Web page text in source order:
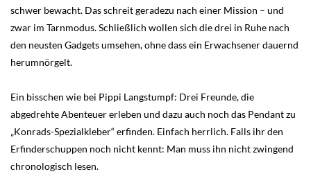
schwer bewacht. Das schreit geradezu nach einer Mission – und
zwar im Tarnmodus. Schließlich wollen sich die drei in Ruhe nach
den neusten Gadgets umsehen, ohne dass ein Erwachsener dauernd
herumnörgelt.
Ein bisschen wie bei Pippi Langstumpf: Drei Freunde, die
abgedrehte Abenteuer erleben und dazu auch noch das Pendant zu
„Konrads-Spezialkleber“ erfinden. Einfach herrlich. Falls ihr den
Erfinderschuppen noch nicht kennt: Man muss ihn nicht zwingend
chronologisch lesen.